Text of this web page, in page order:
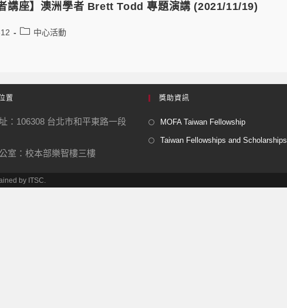
講座】澳洲學者 Brett Todd 專題演講 (2021/11/19)
中心活動
置
：106308 台北市和平東路一段
室：校本部樂智樓三樓
獎助資訊
MOFA Taiwan Fellowship
Taiwan Fellowships and Scholarships
by ITSC.